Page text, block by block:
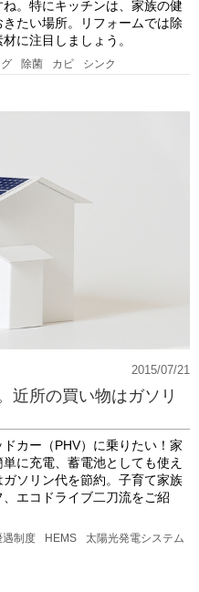
。特にキッチンは、家族の健
たい場所。リフォームでは除
に注目しましょう。
除菌 カビ シンク
近所の買い物はガソリ
2015/07/21
カー（PHV）に乗りたい！家
に充電、蓄電池としても使え
ソリン代を節約。子育て家族
エコドライブ二刀流をご紹
遇制度 HEMS
太陽光発電システム